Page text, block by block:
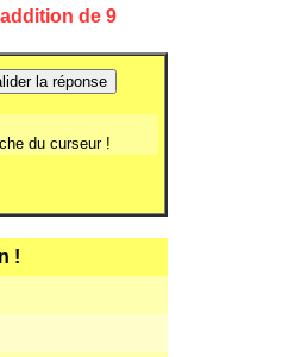
de 9
du curseur !
!